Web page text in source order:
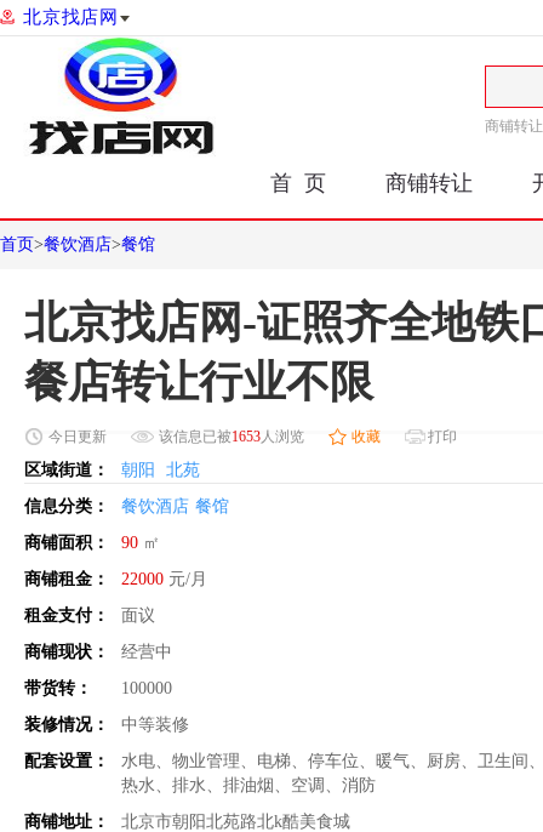
北京找店网
商铺转让
首 页 商铺转让
首页>餐饮酒店>餐馆
北京找店网-证照齐全地铁
餐店转让行业不限
今日 更新 该信息已被1653人浏览 收藏 打印
区域街道： 朝阳
北苑
信息分类：
餐饮酒店 餐馆
商铺面积：
90 ㎡
商铺租金：
22000 元/月
租金支付：
面议
商铺现状：
经营中
带货转：
100000
装修情况：
中等装修
配套设置：
水电、物业管理、电梯、停车位、暖气、厨房、卫生间
热水、排水、排油烟、空调、消防
商铺地址：
北京市朝阳北苑路北k酷美食城